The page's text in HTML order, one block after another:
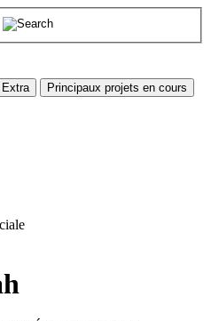
Extra Principaux projets en cours